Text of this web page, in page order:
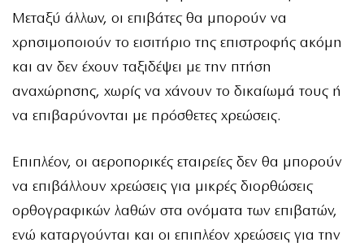
Μεταξύ άλλων, οι επιβάτες θα μπορούν να
χρησιμοποιούν το εισιτήριο της επιστροφής ακόμη
και αν δεν έχουν ταξιδέψει με την πτήση
αναχώρησης, χωρίς να χάνουν το δικαίωμά τους ή
να επιβαρύνονται με πρόσθετες χρεώσεις.
Επιπλέον, οι αεροπορικές εταιρείες δεν θα μπορούν
να επιβάλλουν χρεώσεις για μικρές διορθώσεις
ορθογραφικών λαθών στα ονόματα των επιβατών,
ενώ καταργούνται και οι επιπλέον χρεώσεις για την